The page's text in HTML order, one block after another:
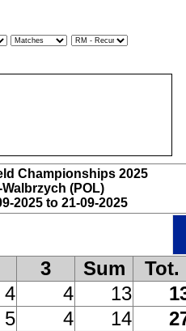
Championships 2025
Walbrzych (POL)
2025 to 21-09-2025
3 Sum
Tot.
4 4 13
5 4 14